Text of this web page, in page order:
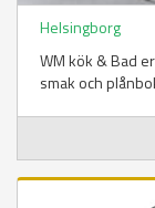
Helsingborg
WM kök & Bad
smak och